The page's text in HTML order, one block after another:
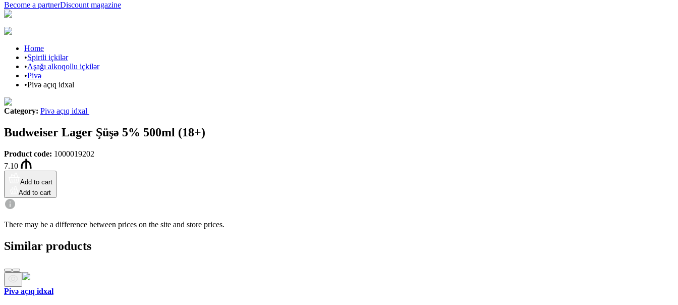
Become a partnerDiscount magazine
Home
•Spirtli içkilər
•Aşağı alkoqollu içkilər
•Pivə
•Pivə açıq idxal
Category: Pivə açıq idxal
Budweiser Lager Şüşə 5% 500ml (18+)
Product code: 1000019202
7.10
Add to cart
Add to cart
There may be a difference between prices on the site and store prices.
Similar products
Pivə açıq idxal